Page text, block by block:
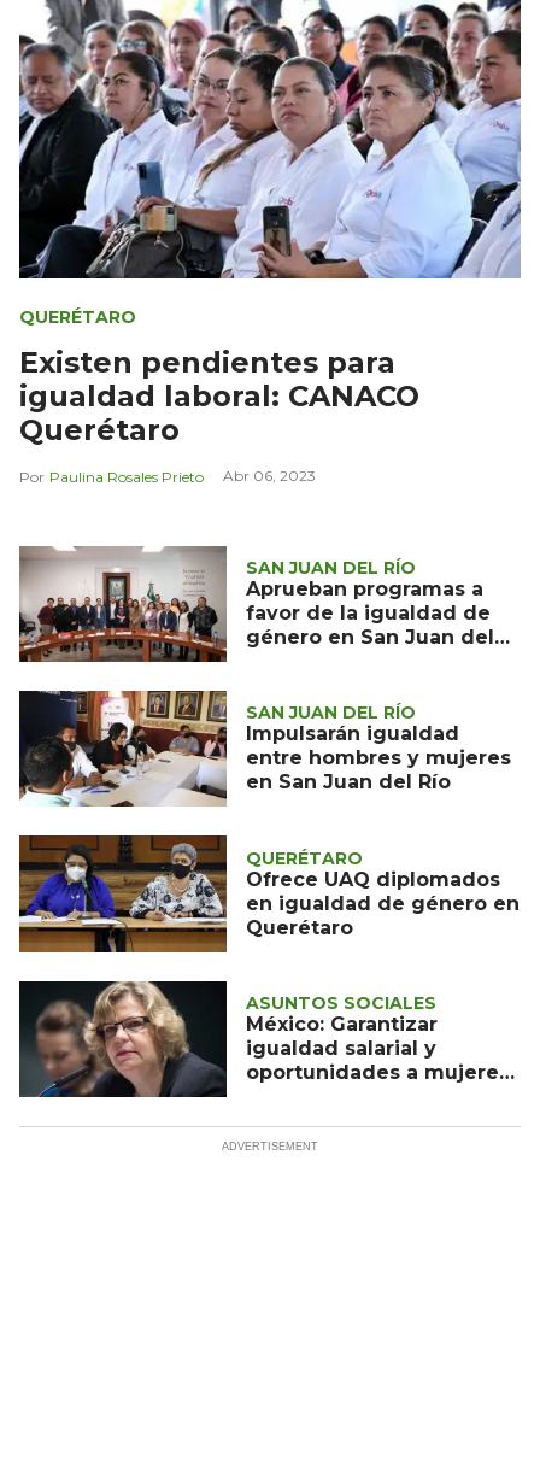
QUERÉTARO
Existen pendientes para
igualdad laboral: CANACO
Querétaro
Paulina Rosales Prieto Abr 06, 2023
SAN JUAN DEL RÍO
Aprueban programas a
favor de la igualdad de
género en San Juan del
SAN JUAN DEL RÍO
Impulsarán igualdad
entre hombres y mujeres
en San Juan del Río
QUERÉTARO
Ofrece UAQ diplomados
en igualdad de género en
Querétaro
ASUNTOS SOCIALES
México: Garantizar
igualdad salarial y
oportunidades a mujeres